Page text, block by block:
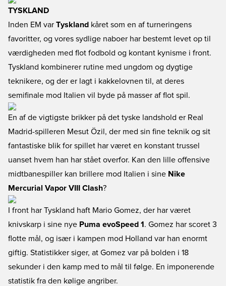
TYSKLAND
Inden EM var Tyskland kåret som en af turneringens
favoritter, og vores sydlige naboer har bestemt levet op til
værdigheden med flot fodbold og kontant kynisme i front.
Tyskland kombinerer rutine med ungdom og dygtige
teknikere, og der er lagt i kakkelovnen til, at deres
semifinale mod Italien vil byde på masser af flot spil.
En af de vigtigste brikker på det tyske landshold er Real
Madrid-spilleren Mesut Özil, der med sin fine teknik og sit
fantastiske blik for spillet har været en konstant trussel
uanset hvem han har stået overfor. Kan den lille offensive
midtbanespiller kan brillere mod Italien i sine Nike
Mercurial Vapor VIII Clash?
I front har Tyskland haft Mario Gomez, der har været
knivskarp i sine nye Puma evoSpeed 1 . Gomez har scoret 3
flotte mål, og især i kampen mod Holland var han enormt
giftig. Statistikker siger, at Gomez var på bolden i 18
sekunder i den kamp med to mål til følge. En imponerende
statistik fra den kølige angriber.